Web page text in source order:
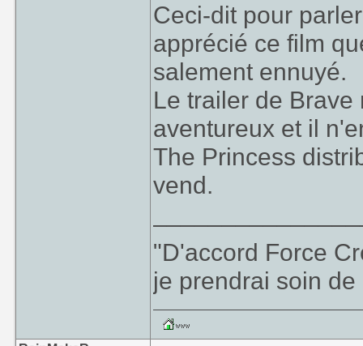
Ceci-dit pour
apprécié ce film
salement ennuyé.
Le trailer de
aventureux et il
The Princess
vend.
"D'accord Force
je prendrai soin